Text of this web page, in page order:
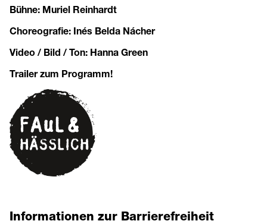
Bühne: Muriel Reinhardt
Choreografie: Inés Belda Nácher
Video / Bild / Ton: Hanna Green
Trailer zum Programm!
Informationen zur Barrierefreiheit